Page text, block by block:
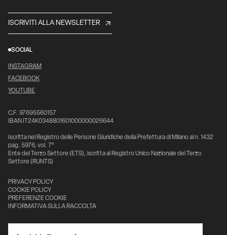
ISCRIVITI ALLA NEWSLETTER
SOCIAL
INSTAGRAM
FACEBOOK
YOUTUBE
C.F. 97695560157
IBAN IT24K0348801601000000026644
Iscritta nel Registro delle Persone Giuridiche della Prefettura di Milano al n. 1432
pag. 5976, vol. 7°
Ente del Terzo Settore (ETS), iscritta al Registro Unico Nazionale del Terzo
Settore (RUNTS)
PRIVACY POLICY
COOKIE POLICY
PREFERENZE COOKIE
INFORMATIVA SULLA RACCOLTA